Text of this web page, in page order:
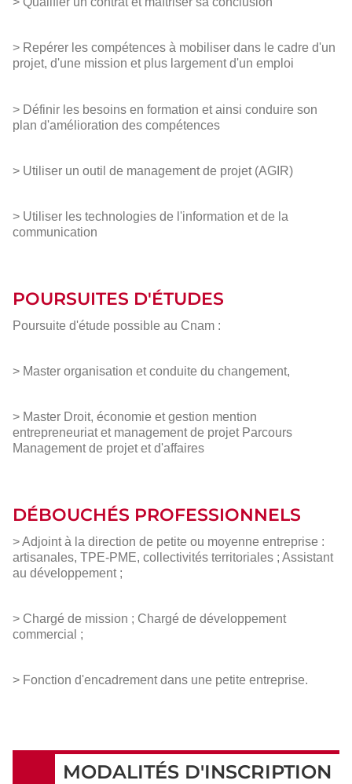
> Repérer les compétences à mobiliser dans le cadre d'un
projet, d'une mission et plus largement d'un emploi
> Définir les besoins en formation et ainsi conduire son
plan d'amélioration des compétences
> Utiliser un outil de management de projet (AGIR)
> Utiliser les technologies de l'information et de la
communication
POURSUITES D'ÉTUDES
Poursuite d'étude possible au Cnam :
> Master organisation et conduite du changement,
> Master Droit, économie et gestion mention
entrepreneuriat et management de projet Parcours
Management de projet et d'affaires
DÉBOUCHÉS PROFESSIONNELS
> Adjoint à la direction de petite ou moyenne entreprise :
artisanales, TPE-PME, collectivités territoriales ; Assistant
au développement ;
> Chargé de mission ; Chargé de développement
commercial ;
> Fonction d'encadrement dans une petite entreprise.
MODALITÉS D'INSCRIPTION